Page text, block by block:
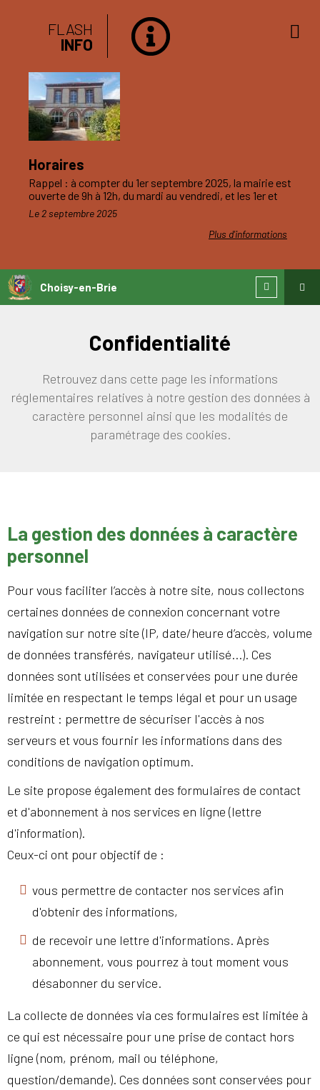
FLASH
INFO
Horaires
Plus d'informations
Rappel : à compter du 1er septembre 2025, la mairie est
ouverte de 9h à 12h, du mardi au vendredi, et les 1er et
3ème samedis du mois.
Le 2 septembre 2025
Choisy-en-Brie
Confidentialité
Retrouvez dans cette page les informations
réglementaires relatives à notre gestion des données à
caractère personnel ainsi que les modalités de
paramétrage des cookies.
La gestion des données à caractère
personnel
Pour vous faciliter l’accès à notre site, nous collectons
certaines données de connexion concernant votre
navigation sur notre site (IP, date/heure d’accès, volume
de données transférés, navigateur utilisé...). Ces
données sont utilisées et conservées pour une durée
limitée en respectant le temps légal et pour un usage
restreint : permettre de sécuriser l'accès à nos
serveurs et vous fournir les informations dans des
conditions de navigation optimum.
Le site propose également des formulaires de contact
et d'abonnement à nos services en ligne (lettre
d'information).
Ceux-ci ont pour objectif de :
vous permettre de contacter nos services afin
d'obtenir des informations,
de recevoir une lettre d'informations. Après
abonnement, vous pourrez à tout moment vous
désabonner du service.
La collecte de données via ces formulaires est limitée à
ce qui est nécessaire pour une prise de contact hors
ligne (nom, prénom, mail ou téléphone,
question/demande). Ces données sont conservées pour